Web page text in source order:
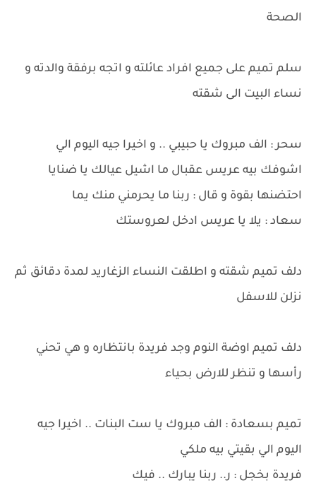
الصحة
سلم تميم على جميع افراد عائلته و اتجه برفقة والدته و
نساء البيت الى شقته
سحر : الف مبروك يا حبيبي .. و اخيرا جيه اليوم الي
اشوفك بيه عريس عقبال ما اشيل عيالك يا ضنايا
احتضنها بقوة و قال : ربنا ما يحرمني منك يما
سعاد : يلا يا عريس ادخل لعروستك
دلف تميم شقته و اطلقت النساء الزغاريد لمدة دقائق ثم
نزلن للاسفل
دلف تميم اوضة النوم وجد فريدة بانتظاره و هي تحني
رأسها و تنظر للارض بحياء
تميم بسعادة : الف مبروك يا ست البنات .. اخيرا جيه
اليوم الي بقيتي بيه ملكي
فريدة بخجل : ر.. ربنا يبارك .. فيك